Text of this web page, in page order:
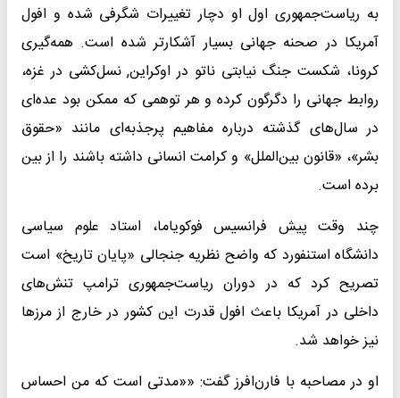
به ریاست‌جمهوری اول او دچار تغییرات شگرفی شده و افول
آمریکا در صحنه جهانی بسیار آشکارتر شده است. همه‌گیری
کرونا، شکست جنگ نیابتی ناتو در اوکراین, نسل‌کشی در غزه،
روابط جهانی را دگرگون کرده و هر توهمی که ممکن بود عده‌ای
در سال‌های گذشته درباره مفاهیم پرجذبه‌ای مانند «حقوق
بشر»، «قانون بین‌الملل» و کرامت انسانی داشته‌ باشند را از بین
برده است.
چند وقت پیش فرانسیس فوکویاما، استاد علوم سیاسی
دانشگاه استنفورد که واضح نظریه جنجالی «پایان تاریخ» است
تصریح کرد که در دوران ریاست‌جمهوری ترامپ تنش‌های
داخلی در آمریکا باعث افول قدرت این کشور در خارج از مرزها
نیز خواهد شد.
او در مصاحبه با فارن‌افرز گفت: ««مدتی است که من احساس